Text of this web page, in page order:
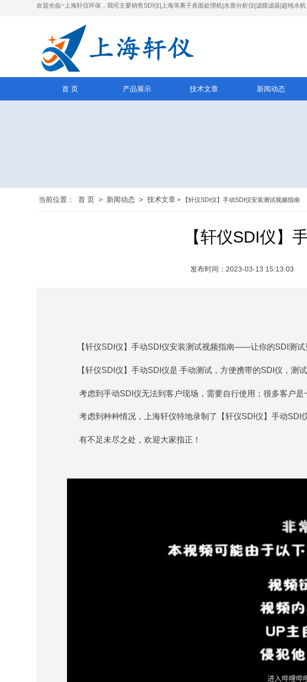
欢迎光临~上海轩仪环保，我司主要销售SDI仪|上海等离子表面处理机|水质分析仪|滤膜滤器|超纯水机
首 页 产品展示 技术文章 新闻动态
当前位置： 首 页 > 新闻动态 > 技术文章 > 【轩仪SDI仪】手动SDI仪安装测试视频指南
【轩仪SDI仪】
发布时间：2023-03-13 15:13:03
【轩仪SDI仪】手动SDI仪安装测试视频指南——让你的SDI测试
【轩仪SDI仪】手动SDI仪是 手动测试 ，方便携带的SDI仪，测
考虑到手动SDI仪无法到客户现场， 需要自行使用； 很多客户是
考虑到种种情况， 上海轩仪特地录制了 【轩仪SDI仪】手动SDI
有不足未尽之处，欢迎大家指正！